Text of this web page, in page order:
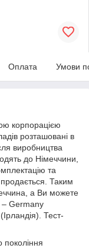
Оплата Умови
корпорацією
розташовані в
виробництва
до Німеччини,
та
Таким
а Ви можете
– Germany
Тест-
покоління